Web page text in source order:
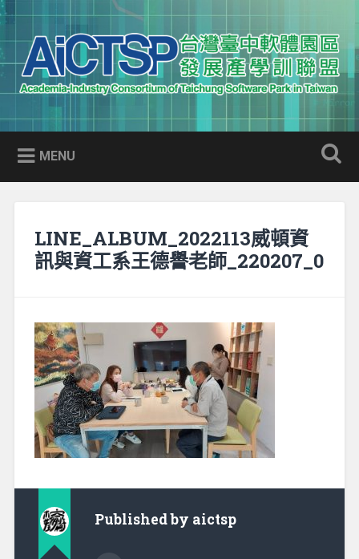
Skip
to
content
Search
AICTSP 台灣臺中軟體園區發展
產學訓聯盟
Academia-Industry Consortium of Taichung Software Park
in Taiwan
MENU
LINE_ALBUM_2022113威頓資
訊與資工系王德譽老師_220207_0
Published by aictsp